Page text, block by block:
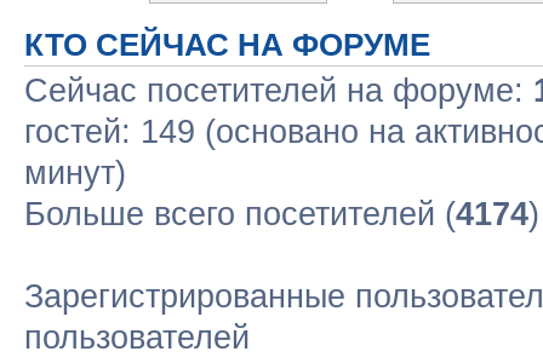
КТО СЕЙЧАС НА ФОРУМЕ
Сейчас посетителей на форуме:
гостей: 149 (основано на
минут)
Больше всего посетителей (4174
Зарегистрированные
пользователей